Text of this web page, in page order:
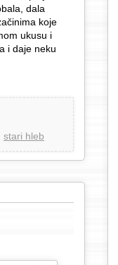
dala
koje
ukusu i
i daje neku
stari hleb